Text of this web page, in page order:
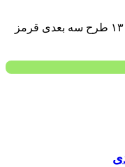
محصولات برچسب خورده “خطر ۱۳۱ طرح سه بعدی قرمز